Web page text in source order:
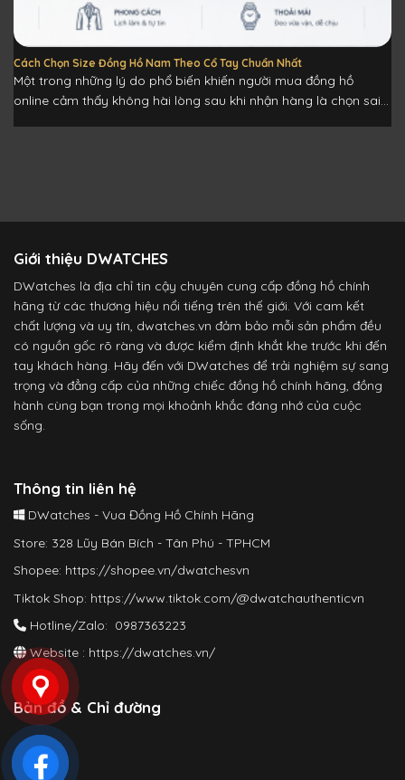
Cách Chọn Size Đồng Hồ Nam Theo Cổ Tay Chuẩn Nhất
Một trong những lý do phổ biến khiến người mua đồng hồ
online cảm thấy không hài lòng sau khi nhận hàng là chọn sai...
Giới thiệu DWATCHES
DWatches là địa chỉ tin cậy chuyên cung cấp đồng hồ chính
hãng từ các thương hiệu nổi tiếng trên thế giới. Với cam kết
chất lượng và uy tín, dwatches.vn đảm bảo mỗi sản phẩm đều
có nguồn gốc rõ ràng và được kiểm định khắt khe trước khi đến
tay khách hàng. Hãy đến với DWatches để trải nghiệm sự sang
trọng và đẳng cấp của những chiếc đồng hồ chính hãng, đồng
hành cùng bạn trong mọi khoảnh khắc đáng nhớ của cuộc
sống.
Thông tin liên hệ
DWatches - Vua Đồng Hồ Chính Hãng
Store: 328 Lũy Bán Bích - Tân Phú - TPHCM
Shopee: https://shopee.vn/dwatchesvn
Tiktok Shop: https://www.tiktok.com/@dwatchauthenticvn
Hotline/Zalo: 0987363223
Website : https://dwatches.vn/
Bản đồ & Chỉ đường